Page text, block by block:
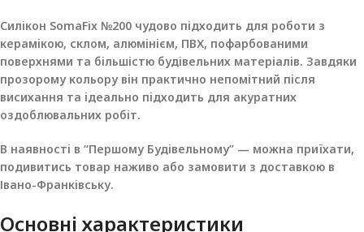
Силікон SomaFix №200 чудово підходить для роботи з
керамікою, склом, алюмінієм, ПВХ, пофарбованими
поверхнями та більшістю будівельних матеріалів. Завдяки
прозорому кольору він практично непомітний після
висихання та ідеально підходить для акуратних
оздоблювальних робіт.
В наявності в “Першому Будівельному” — можна приїхати,
подивитись товар наживо або замовити з доставкою в
Івано-Франківську.
Основні характеристики